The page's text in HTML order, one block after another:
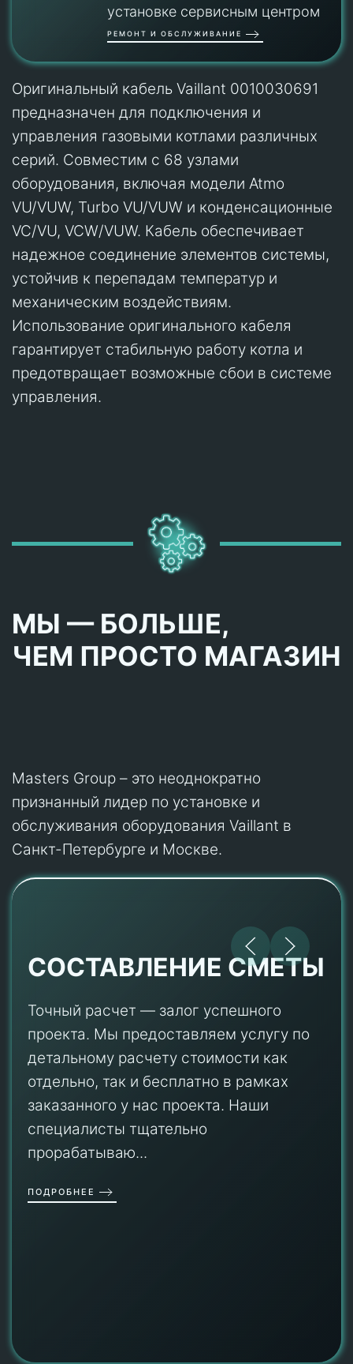
установке сервисным центром
РЕМОНТ И ОБСЛУЖИВАНИЕ
Оригинальный кабель Vaillant 0010030691
предназначен для подключения и
управления газовыми котлами различных
серий. Совместим с 68 узлами
оборудования, включая модели Atmo
VU/VUW, Turbo VU/VUW и конденсационные
VC/VU, VCW/VUW. Кабель обеспечивает
надежное соединение элементов системы,
устойчив к перепадам температур и
механическим воздействиям.
Использование оригинального кабеля
гарантирует стабильную работу котла и
предотвращает возможные сбои в системе
управления.
МЫ — БОЛЬШЕ,
ЧЕМ ПРОСТО МАГАЗИН
Masters Group – это неоднократно
признанный лидер по установке и
обслуживания оборудования Vaillant в
Санкт-Петербурге и Москве.
СОСТАВЛЕНИЕ СМЕТЫ
Точный расчет — залог успешного
проекта. Мы предоставляем услугу по
детальному расчету стоимости как
отдельно, так и бесплатно в рамках
заказанного у нас проекта. Наши
специалисты тщательно
прорабатываю...
ПОДРОБНЕЕ